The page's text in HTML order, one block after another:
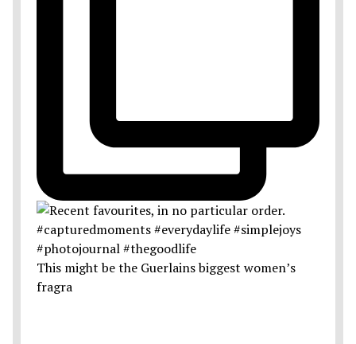
This might be the Guerlains biggest women’s
fragra